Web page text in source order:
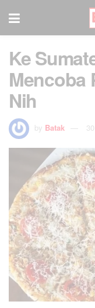
Ke
Mencoba
Nih
by Batak